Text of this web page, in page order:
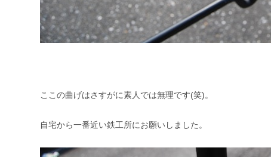
ここの曲げはさすがに素人では無理です(笑)。
自宅から一番近い鉄工所にお願いしました。